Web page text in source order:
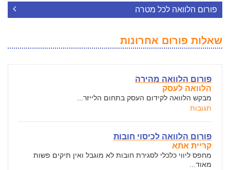
פורום הלוואה לכל מטרה
שאלות פורום אחרונות
פורום הלוואה מהירה
הלוואה לעסק
מבקש הלוואה לקידום העסק בתחום הלייזר...
תגובות
פורום הלוואה לכיסוי חובות
קריית אתא
מחפס ליווי כלכלי לסגירת חובות לא מוגבל ואין תיקים פשות
מאוד...